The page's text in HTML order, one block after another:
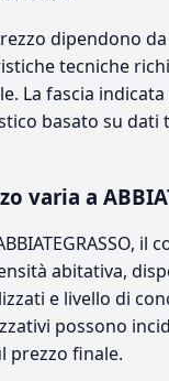
dipendono
tecniche
La fascia
basato su dati
varia a
il
abitativa,
e livello di
possono
prezzo finale.